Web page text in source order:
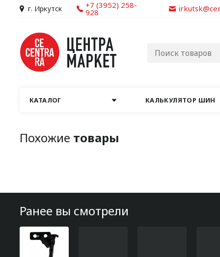
г. Иркутск +7 (3952) 258-
928
КАТАЛОГ КАЛЬКУЛЯТОР ШИН
Похожие товары
Ранее вы смотрели